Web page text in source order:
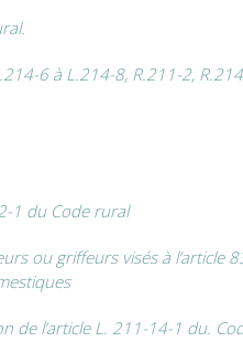
6 à L.214-8, R.211-2,
1 du Code rural
ou griffeurs visés à l’article
de l’article L. 211-14-1 du.